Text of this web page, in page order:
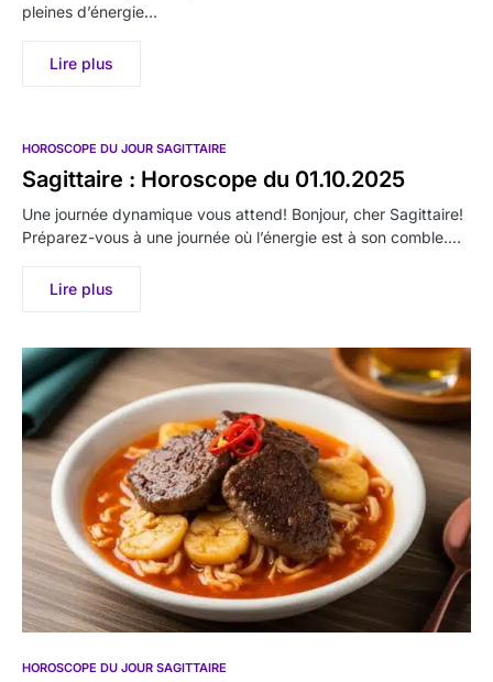
pleines d’énergie…
Lire plus
HOROSCOPE DU JOUR SAGITTAIRE
Sagittaire : Horoscope du 01.10.2025
Une journée dynamique vous attend! Bonjour, cher Sagittaire!
Préparez-vous à une journée où l’énergie est à son comble.…
Lire plus
HOROSCOPE DU JOUR SAGITTAIRE